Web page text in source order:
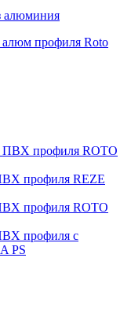
алюминия
алюм профиля Roto
ПВХ профиля ROTO
профиля REZE
профиля ROTO
профиля с
PS